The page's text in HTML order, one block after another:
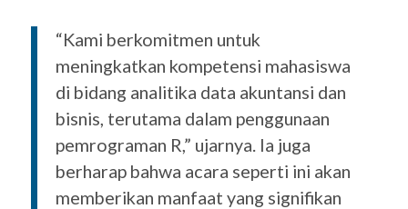
“Kami berkomitmen untuk
meningkatkan kompetensi mahasiswa
di bidang analitika data akuntansi dan
bisnis, terutama dalam penggunaan
pemrograman R,” ujarnya. Ia juga
berharap bahwa acara seperti ini akan
memberikan manfaat yang signifikan